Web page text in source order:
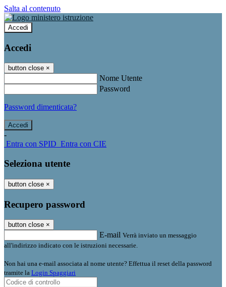
Salta al contenuto
Accedi
Accedi
button close ×
Nome Utente
Password
Password dimenticata?
-
Entra con SPID Entra con CIE
Seleziona utente
button close ×
Recupero password
button close ×
E-mail Verrà inviato un messaggio
all'indirizzo indicato con le istruzioni necessarie.
Non hai una e-mail associata al nome utente? Effettua il reset della password
tramite la Login Spaggiari